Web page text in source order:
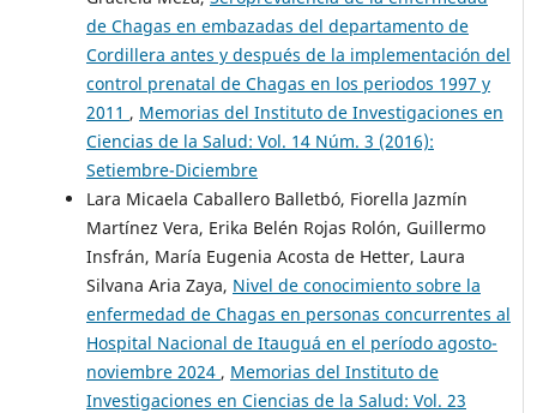
de Chagas en embazadas del departamento de
Cordillera antes y después de la implementación del
control prenatal de Chagas en los periodos 1997 y
2011 , Memorias del Instituto de Investigaciones en
Ciencias de la Salud: Vol. 14 Núm. 3 (2016):
Setiembre-Diciembre
Lara Micaela Caballero Balletbó, Fiorella Jazmín
Martínez Vera, Erika Belén Rojas Rolón, Guillermo
Insfrán, María Eugenia Acosta de Hetter, Laura
Silvana Aria Zaya, Nivel de conocimiento sobre la
enfermedad de Chagas en personas concurrentes al
Hospital Nacional de Itauguá en el período agosto-
noviembre 2024 , Memorias del Instituto de
Investigaciones en Ciencias de la Salud: Vol. 23